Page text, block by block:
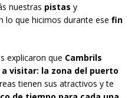
nuestras pistas y
lo que hicimos durante ese fin
explicaron que Cambrils
visitar: la zona del puerto
tienen sus atractivos y te